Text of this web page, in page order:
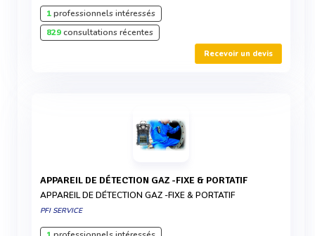
1professionnels intéressés
829consultations récentes
Recevoir un devis
APPAREIL DE DÉTECTION GAZ -FIXE & PORTATIF
APPAREIL DE DÉTECTION GAZ -FIXE & PORTATIF
PFI SERVICE